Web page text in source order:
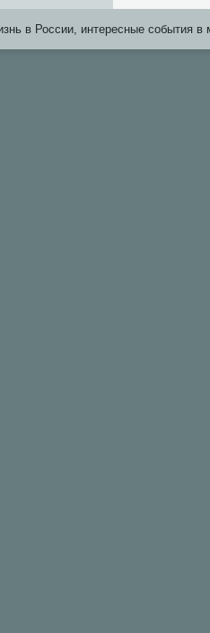
в России, интересные события в